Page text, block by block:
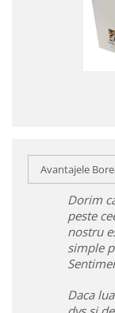
Avantajele
Dorim
peste
nostru
simple
Daca